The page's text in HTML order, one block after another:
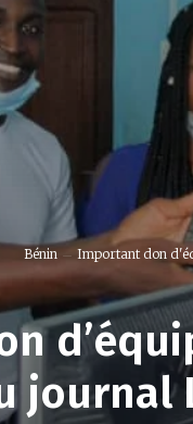
Bénin Important don
journal